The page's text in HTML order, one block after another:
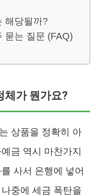
해당될까?
묻는 질문 (FAQ)
체가 뭔가요?
상품을 정확히 아
금 역시 마찬가지
사서 은행에 넣어
중에 세금 폭탄을